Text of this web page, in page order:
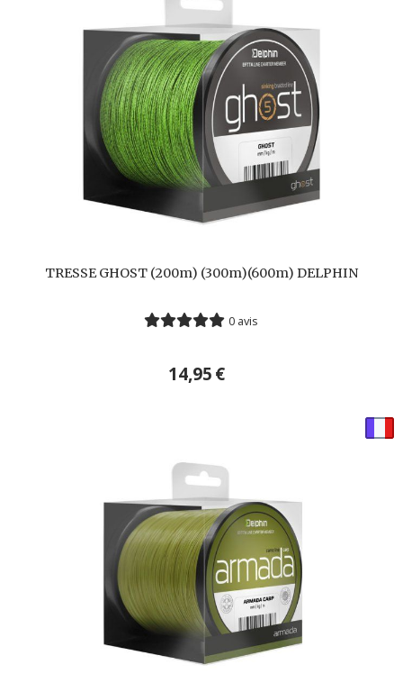
TRESSE GHOST (200m) (300m)(600m) DELPHIN
0 avis
14,95€